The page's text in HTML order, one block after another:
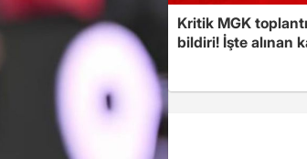
Kritik MGK
bildiri! İşte alınan